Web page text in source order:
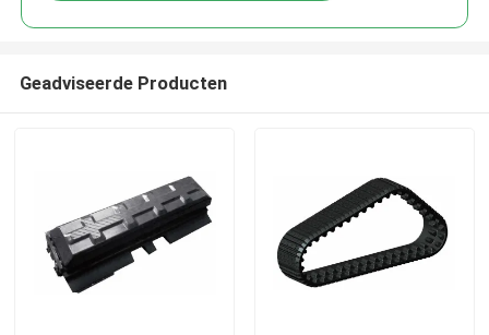
Geadviseerde Producten